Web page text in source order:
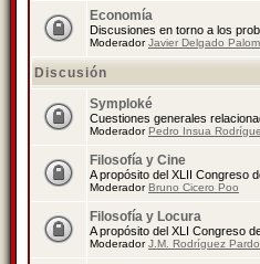
Economía
Discusiones en torno a los
ModeradorJavier Delgado
Discusión
Symploké
Cuestiones generales
ModeradorPedro Insua
Filosofía y Cine
A propósito del XLII Congreso
ModeradorBruno Cicero Poo
Filosofía y Locura
A propósito del XLI Congreso
ModeradorJ.M. Rodríguez Pardo